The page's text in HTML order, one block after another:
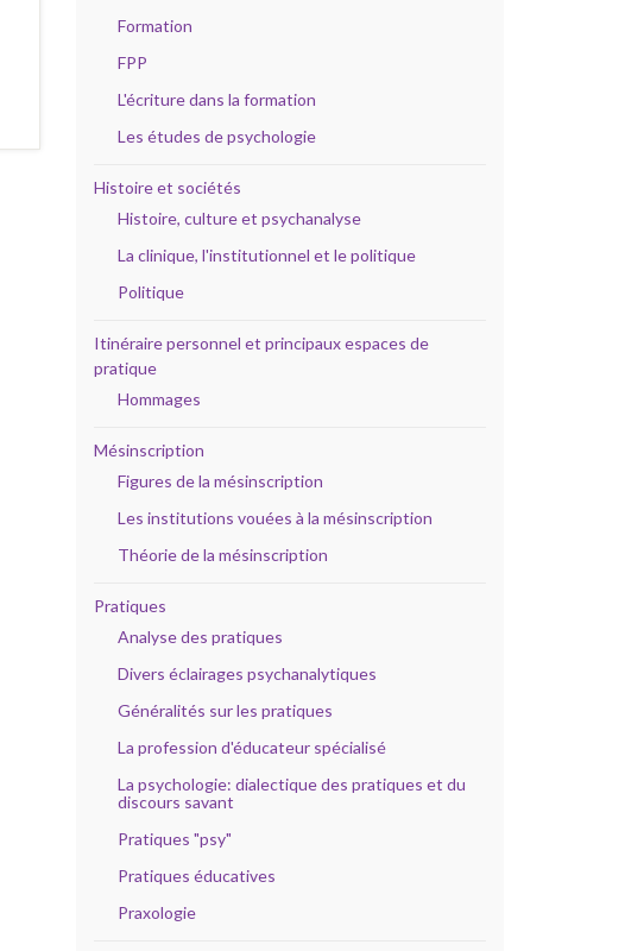
Formation
FPP
L'écriture dans la formation
Les études de psychologie
Histoire et sociétés
Histoire, culture et psychanalyse
La clinique, l'institutionnel et le politique
Politique
Itinéraire personnel et principaux espaces de
pratique
Hommages
Mésinscription
Figures de la mésinscription
Les institutions vouées à la mésinscription
Théorie de la mésinscription
Pratiques
Analyse des pratiques
Divers éclairages psychanalytiques
Généralités sur les pratiques
La profession d'éducateur spécialisé
La psychologie: dialectique des pratiques et du
discours savant
Pratiques "psy"
Pratiques éducatives
Praxologie